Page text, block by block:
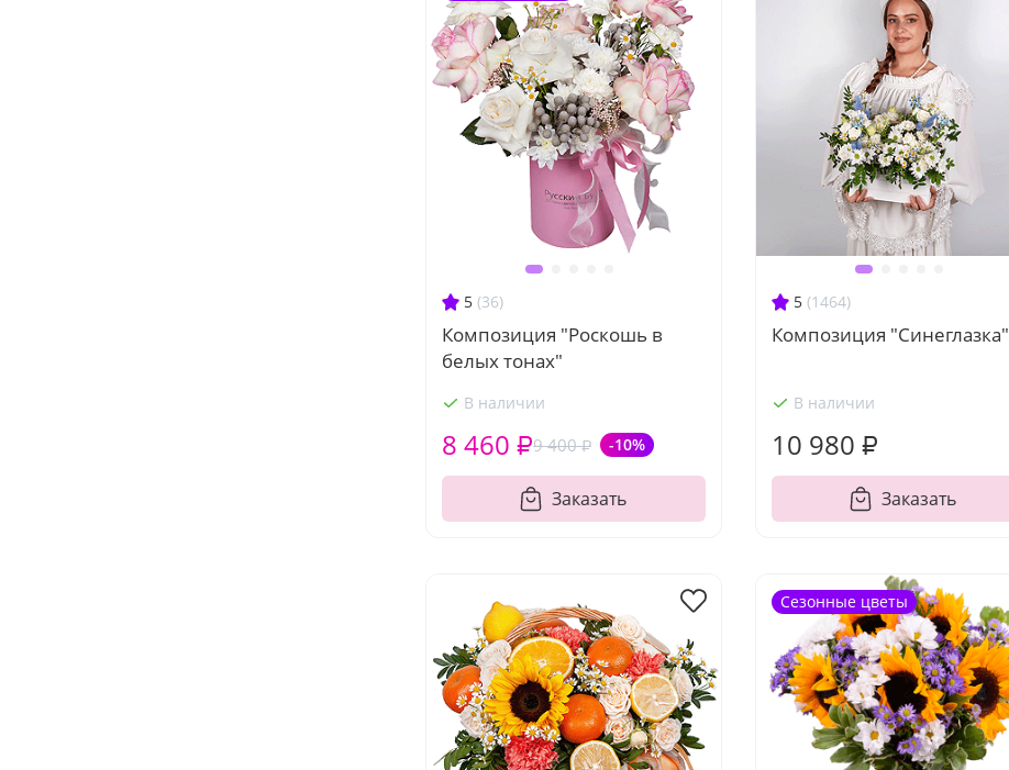
5 (36)
Композиция "Роскошь в
белых тонах"
В наличии
9 400 ₽ -10%
8 460 ₽
Заказать
5 (1464)
Композиция "Синеглазка"
В наличии
10 980 ₽
Заказать
Сезонные цветы